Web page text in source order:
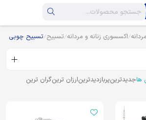
اکسسوری زنانه و مردانه تسبیح تسبیح چوبی
هاجدیدترینپربازدیدترینارزان ترینگران ترین